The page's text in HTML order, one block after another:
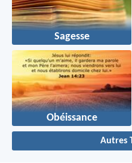
Sagesse
Obéissance
Autres